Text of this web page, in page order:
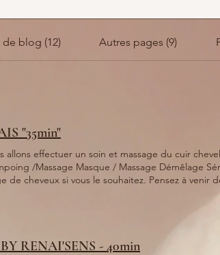
de blog (12) Autres pages (9)
"35min"
allons effectuer un soin et massage du cuir
Masque / Massage Démêlage Sérum Un sèche cheveux sera
de cheveux si vous le souhaitez. Pensez à venir
cheveux sera mis à disposition pour le séchage
est devenue populaire pour ses
RENAI'SENS - 40min